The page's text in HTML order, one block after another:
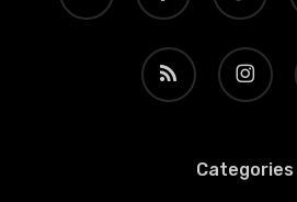
RSS instagram
Categories